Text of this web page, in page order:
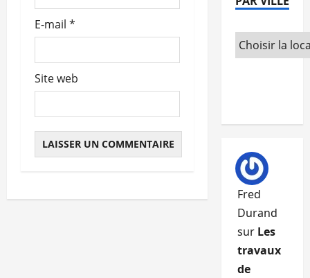
c
l
e
E-mail *
Site web
Fred
Durand
sur Les
travaux
de